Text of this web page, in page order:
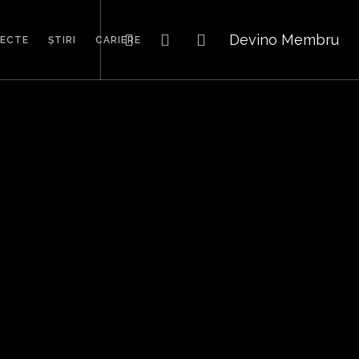
Devino Membru
ȘTIRI CARIERE